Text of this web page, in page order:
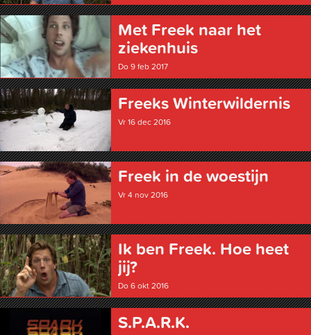
Met Freek naar het
ziekenhuis
Do 9 feb 2017
Freeks Winter­wildernis
Vr 16 dec 2016
Freek in de woestijn
Vr 4 nov 2016
Ik ben Freek. Hoe heet
jij?
Do 6 okt 2016
S.P.A.R.K.